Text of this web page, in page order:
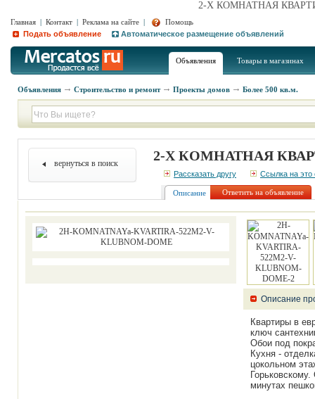
2-Х КОМНАТНАЯ
Главная | Контакт | Реклама на сайте |
Помощь
Подать объявление
Автоматическое размещение объявлений
Объявления Товары в магазинах
Объявления Строительство и ремонт Проекты домов Более 500 кв.м.
вернуться в поиск 2-Х КОМНАТНАЯ
Рассказать другу Ссылка на это
Описание Ответить на объявление
Описание
Квартиры в
ключ
Обои под
Кухня -
цокольном
минутах